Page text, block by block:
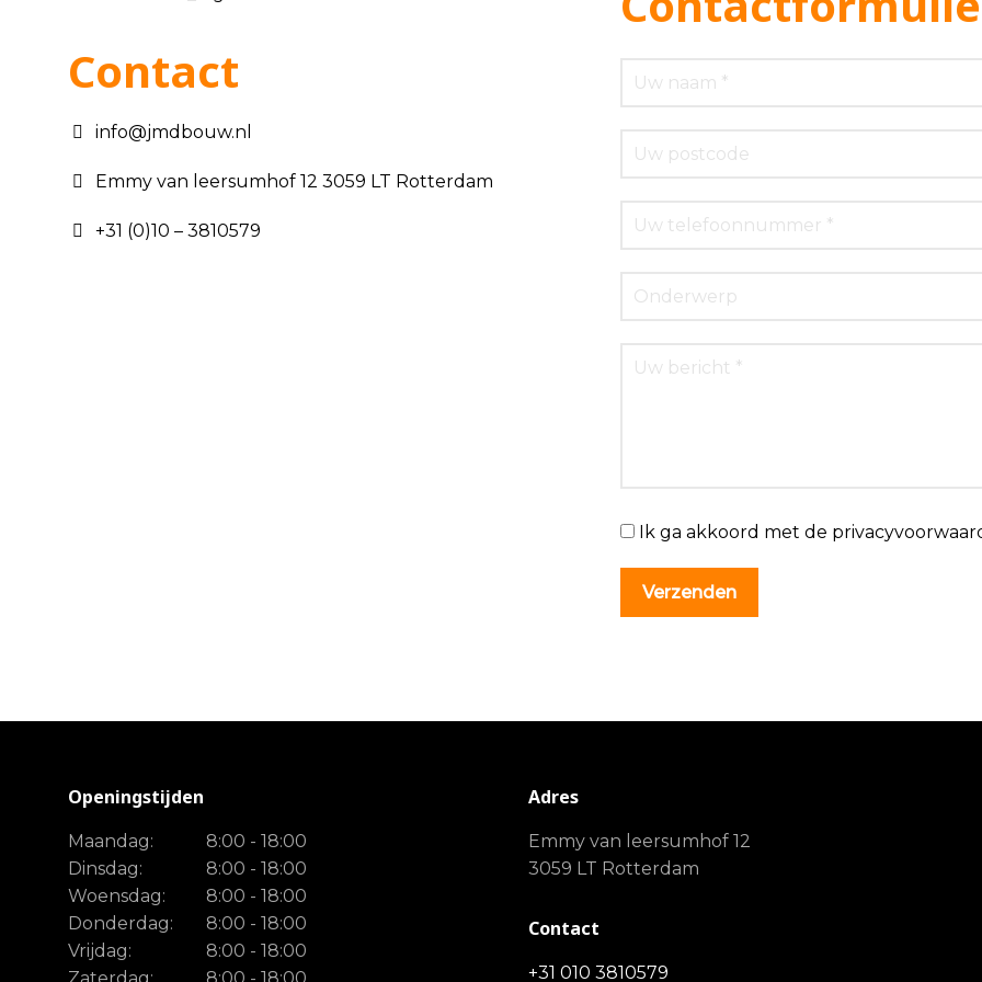
Contact
info@jmdbouw.nl
Emmy van leersumhof 12 3059 LT Rotterdam
+31 (0)10 – 3810579
Ik ga akkoord met de
Openingstijden
Maandag:
8:00 - 18:00
Dinsdag:
8:00 - 18:00
Woensdag:
8:00 - 18:00
Donderdag:
8:00 - 18:00
Vrijdag:
8:00 - 18:00
Adres
Emmy van leersumhof 12
3059 LT Rotterdam
Contact
+31 010 3810579